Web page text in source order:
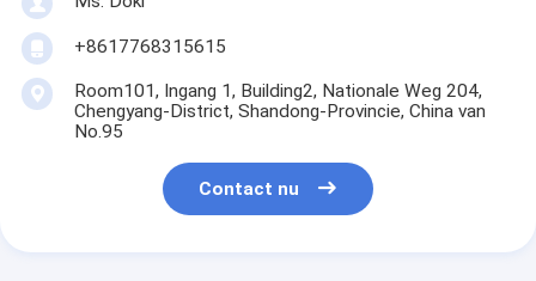
+8617768315615
Room101, Ingang 1, Building2, Nationale Weg 204,
Chengyang-District, Shandong-Provincie, China van
No.95
Contact nu